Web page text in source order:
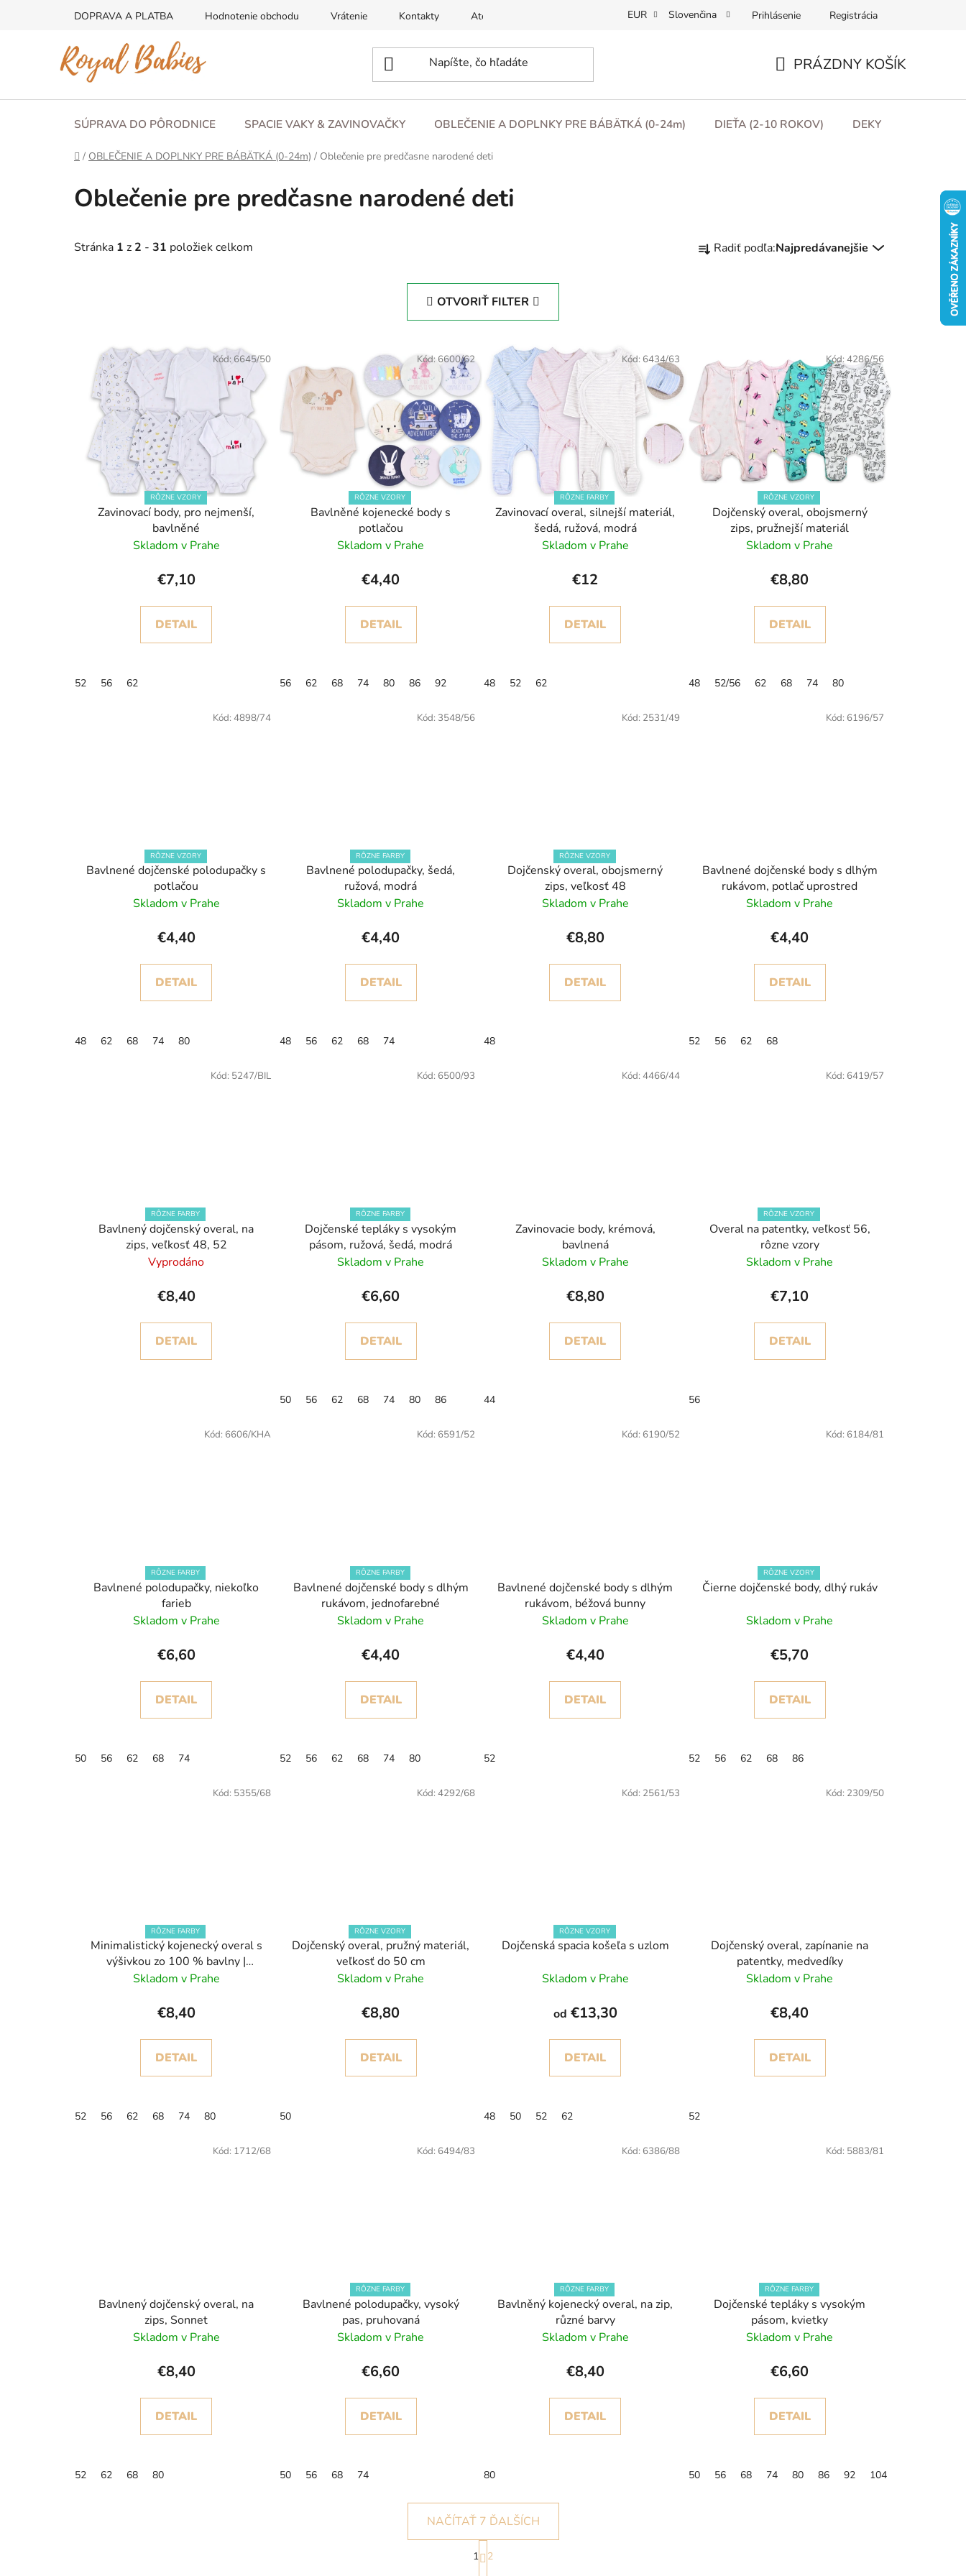
DOPRAVA A PLATBA Hodnotenie obchodu Vrátenie Kontakty Atesty Obchodní podmínky Podmínky ochrany osobních údajů
EUR Slovenčina Prihlásenie Registrácia
KOŠÍK
PRÁZDNY KOŠÍK
SÚPRAVA DO PÔRODNICE SPACIE VAKY & ZAVINOVAČKY OBLEČENIE A DOPLNKY PRE BÁBÄTKÁ (0-24m) DIEŤA (2-10 ROKOV) DEKY
Domov
/ OBLEČENIE A DOPLNKY PRE BÁBÄTKÁ (0-24m) / Oblečenie pre predčasne narodené deti
Oblečenie pre predčasne narodené deti
Stránka 1 z 2 - 31 položiek celkom
a
p
r
o
d
u
k
t
Radiť podľa:Najpredávanejšie
OTVORIŤ FILTER
RÔZNE VZORY
Zavinovací body, pro nejmenší,
bavlněné
Skladom v Prahe
€7,10
DETAIL
52 56 62
Kód: 6645/50
RÔZNE VZORY
Bavlněné kojenecké body s
potlačou
Skladom v Prahe
€4,40
DETAIL
56 62 68 74 80 86 92
Kód: 6600/62
RÔZNE FARBY
Zavinovací overal, silnejší materiál,
šedá, ružová, modrá
Skladom v Prahe
€12
DETAIL
48 52 62
Kód: 6434/63
RÔZNE VZORY
Dojčenský overal, obojsmerný
zips, pružnejší materiál
Skladom v Prahe
€8,80
DETAIL
48 52/56 62 68 74 80
Kód: 4286/56
RÔZNE VZORY
Bavlnené dojčenské polodupačky s
potlačou
Skladom v Prahe
€4,40
DETAIL
48 62 68 74 80
Kód: 4898/74
RÔZNE FARBY
Bavlnené polodupačky, šedá,
ružová, modrá
Skladom v Prahe
€4,40
DETAIL
48 56 62 68 74
Kód: 3548/56
RÔZNE VZORY
Dojčenský overal, obojsmerný
zips, veľkosť 48
Skladom v Prahe
€8,80
DETAIL
48
Kód: 2531/49
Bavlnené dojčenské body s dlhým
rukávom, potlač uprostred
Skladom v Prahe
€4,40
DETAIL
52 56 62 68
Kód: 6196/57
RÔZNE FARBY
Bavlnený dojčenský overal, na
zips, veľkosť 48, 52
Vyprodáno
€8,40
DETAIL
Kód: 5247/BIL
RÔZNE FARBY
Dojčenské tepláky s vysokým
pásom, ružová, šedá, modrá
Skladom v Prahe
€6,60
DETAIL
50 56 62 68 74 80 86
Kód: 6500/93
Zavinovacie body, krémová,
bavlnená
Skladom v Prahe
€8,80
DETAIL
44
Kód: 4466/44
RÔZNE VZORY
Overal na patentky, veľkosť 56,
rôzne vzory
Skladom v Prahe
€7,10
DETAIL
56
Kód: 6419/57
RÔZNE FARBY
Bavlnené polodupačky, niekoľko
farieb
Skladom v Prahe
€6,60
DETAIL
50 56 62 68 74
Kód: 6606/KHA
RÔZNE FARBY
Bavlnené dojčenské body s dlhým
rukávom, jednofarebné
Skladom v Prahe
€4,40
DETAIL
52 56 62 68 74 80
Kód: 6591/52
Bavlnené dojčenské body s dlhým
rukávom, béžová bunny
Skladom v Prahe
€4,40
DETAIL
52
Kód: 6190/52
RÔZNE VZORY
Čierne dojčenské body, dlhý rukáv
Skladom v Prahe
€5,70
DETAIL
52 56 62 68 86
Kód: 6184/81
RÔZNE FARBY
Minimalistický kojenecký overal s
výšivkou zo 100 % bavlny |
Celozapínací
Skladom v Prahe
€8,40
DETAIL
52 56 62 68 74 80
Kód: 5355/68
RÔZNE VZORY
Dojčenský overal, pružný materiál,
veľkosť do 50 cm
Skladom v Prahe
€8,80
DETAIL
50
Kód: 4292/68
RÔZNE VZORY
Dojčenská spacia košeľa s uzlom
Skladom v Prahe
od €13,30
DETAIL
48 50 52 62
Kód: 2561/53
Dojčenský overal, zapínanie na
patentky, medvedíky
Skladom v Prahe
€8,40
DETAIL
52
Kód: 2309/50
Bavlnený dojčenský overal, na
zips, Sonnet
Skladom v Prahe
€8,40
DETAIL
52 62 68 80
Kód: 1712/68
RÔZNE FARBY
Bavlnené polodupačky, vysoký
pas, pruhovaná
Skladom v Prahe
€6,60
DETAIL
50 56 68 74
Kód: 6494/83
RÔZNE FARBY
Bavlněný kojenecký overal, na zip,
různé barvy
Skladom v Prahe
€8,40
DETAIL
80
Kód: 6386/88
RÔZNE FARBY
Dojčenské tepláky s vysokým
pásom, kvietky
Skladom v Prahe
€6,60
DETAIL
50 56 68 74 80 86 92 104
Kód: 5883/81
O
NAČÍTAŤ 7 ĎALŠÍCH
S
t
1 2